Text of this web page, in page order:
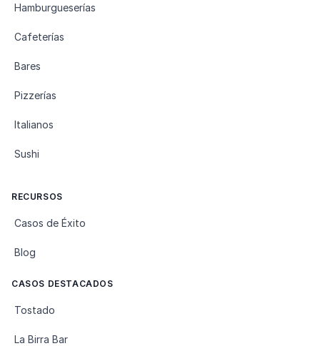
Hamburgueserías
Cafeterías
Bares
Pizzerías
Italianos
Sushi
RECURSOS
Casos de Éxito
Blog
CASOS DESTACADOS
Tostado
La Birra Bar